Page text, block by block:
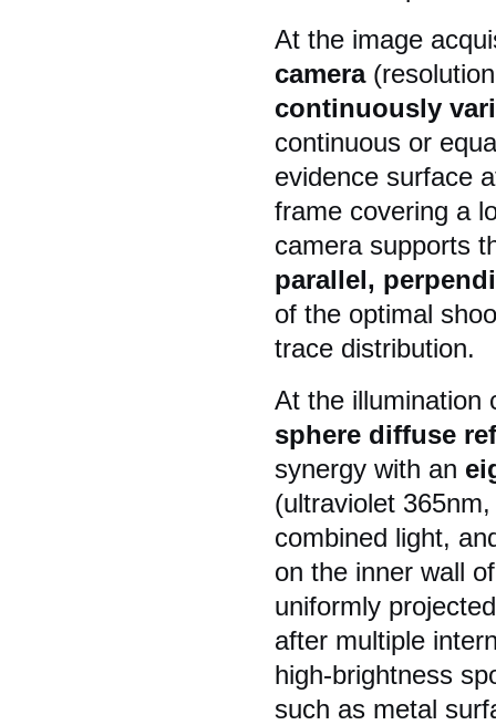
At the image
camera
continuously
continuous or
evidence surface
frame covering a
camera supports
parallel,
of the optimal
trace distribution.
At the illumination
sphere diffuse
synergy with an
(ultraviolet
combined light,
on the inner wall
uniformly
after multiple
high-brightness
such as metal